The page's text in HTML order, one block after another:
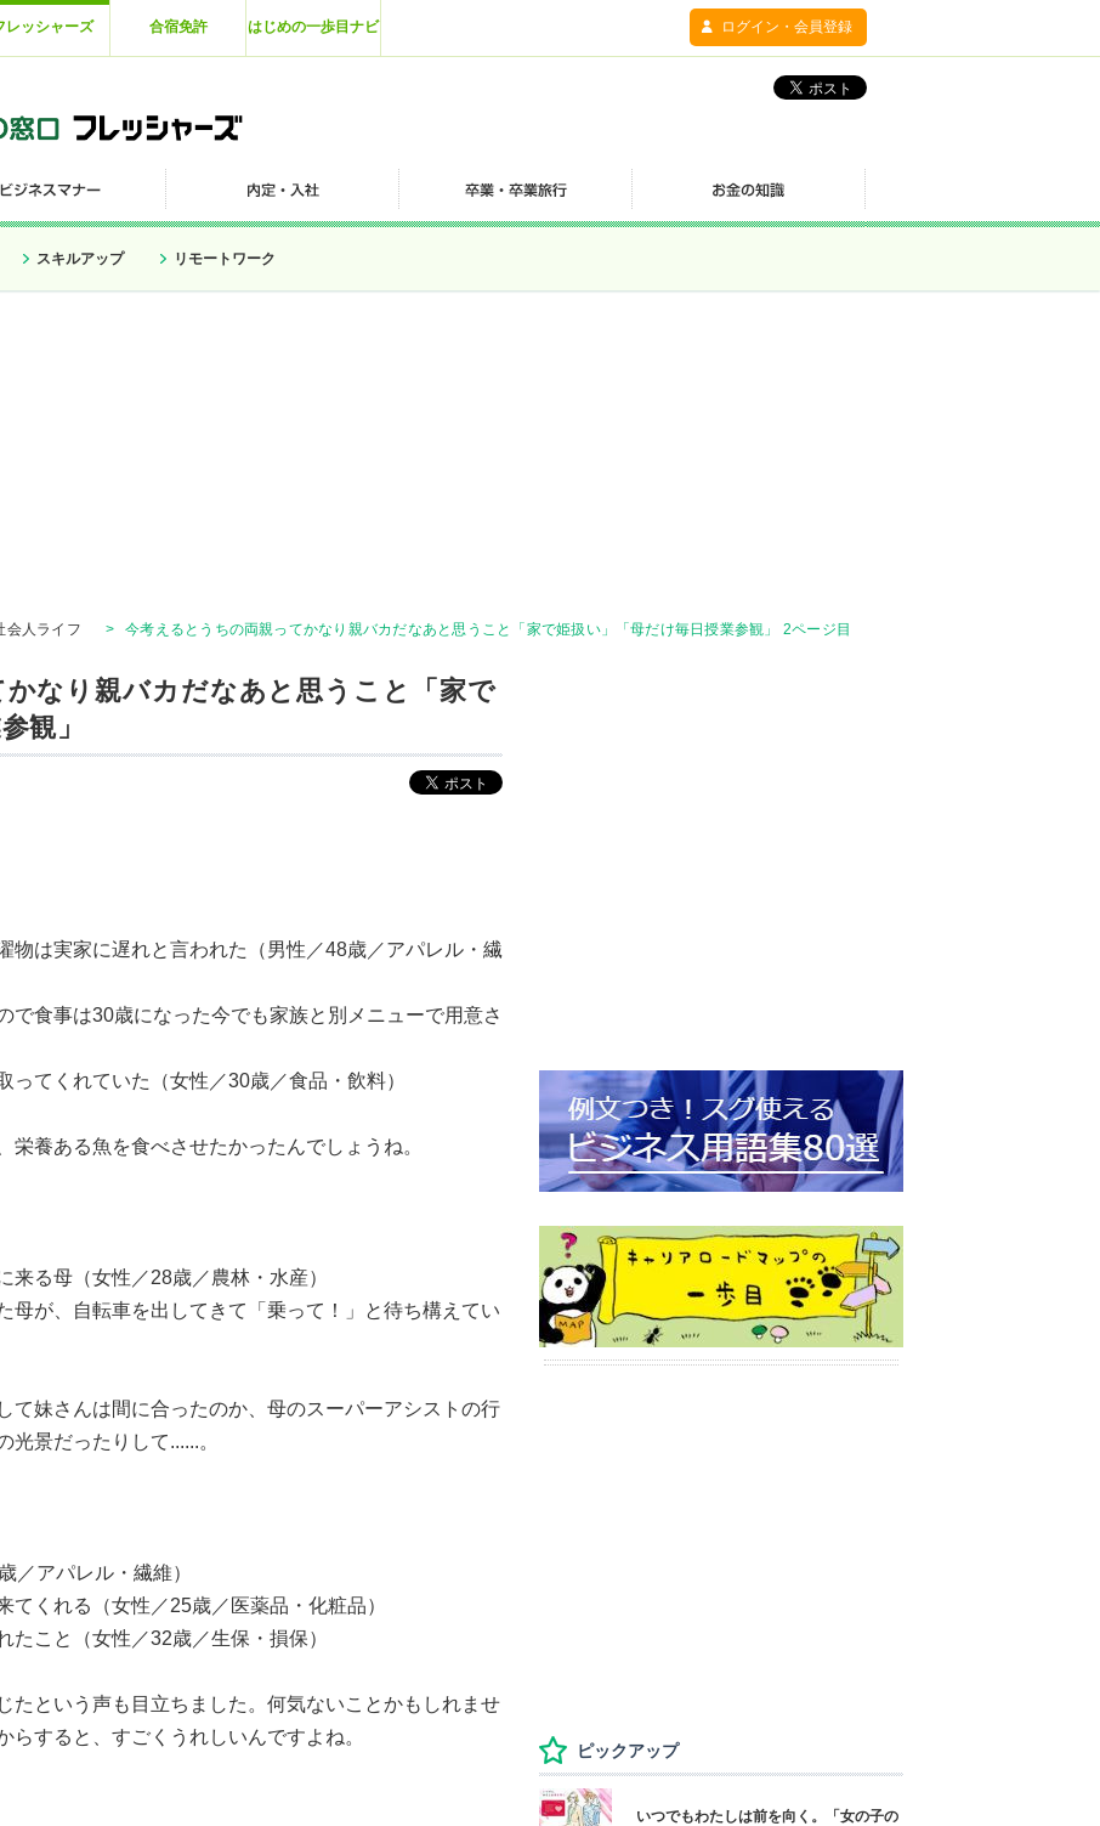
レッシャーズ 合宿免許 はじめの一歩目ナビ ログイン・会員登録
スキルアップ リモートワーク
会人ライフ > 今考えるとうちの両親ってかなり親バカだなあと思うこと「家で姫扱い」「母だけ毎日授業参観」 2ページ目
なり親バカだなあと思うこと「家で
観」
物は実家に遅れと言われた（男性／48歳／アパレル・繊
で食事は30歳になった今でも家族と別メニューで用意さ
ってくれていた（女性／30歳／食品・飲料）
養ある魚を食べさせたかったんでしょうね。
来る母（女性／28歳／農林・水産）
母が、自転車を出してきて「乗って！」と待ち構えてい
て妹さんは間に合ったのか、母のスーパーアシストの行
景だったりして......。
／アパレル・繊維）
てくれる（女性／25歳／医薬品・化粧品）
たこと（女性／32歳／生保・損保）
たという声も目立ちました。何気ないことかもしれませ
すると、すごくうれしいんですよね。
ピックアップ
いつでもわたしは前を向く。「女の子の